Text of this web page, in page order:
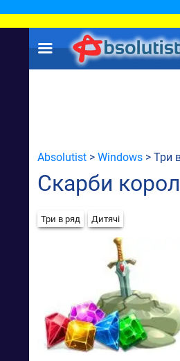
Absolutist > Windows > Три
Скарби
Три в ряд Дитячі